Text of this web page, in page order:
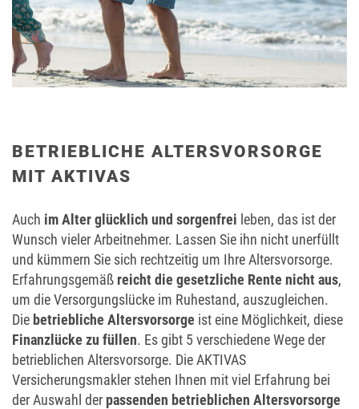
BETRIEBLICHE ALTERSVORSORGE
MIT AKTIVAS
Auch im Alter glücklich und sorgenfrei leben, das ist der
Wunsch vieler Arbeitnehmer. Lassen Sie ihn nicht unerfüllt
und kümmern Sie sich rechtzeitig um Ihre Altersvorsorge.
Erfahrungsgemäß reicht die gesetzliche Rente nicht aus,
um die Versorgungslücke im Ruhestand, auszugleichen.
Die betriebliche Altersvorsorge ist eine Möglichkeit, diese
Finanzlücke zu füllen. Es gibt 5 verschiedene Wege der
betrieblichen Altersvorsorge. Die AKTIVAS
Versicherungsmakler stehen Ihnen mit viel Erfahrung bei
der Auswahl der passenden betrieblichen Altersvorsorge